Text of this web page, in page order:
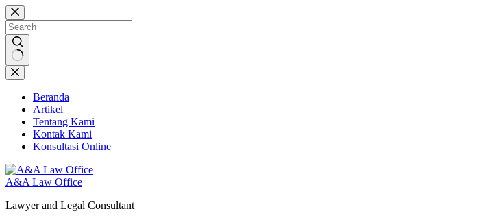
Skip
to
content
No
results
Beranda
Artikel
Tentang Kami
Kontak Kami
Konsultasi Online
A&A Law Office
Lawyer and Legal Consultant